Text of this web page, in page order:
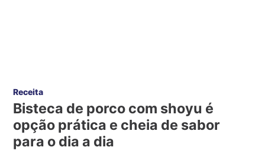
Receita
Bisteca de porco com shoyu é
opção prática e cheia de sabor
para o dia a dia